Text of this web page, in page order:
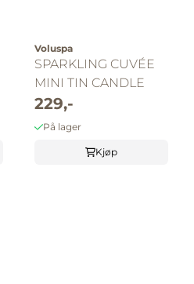
Voluspa
SPARKLING CUVÉE
MINI TIN CANDLE
229,-
På lager
Kjøp